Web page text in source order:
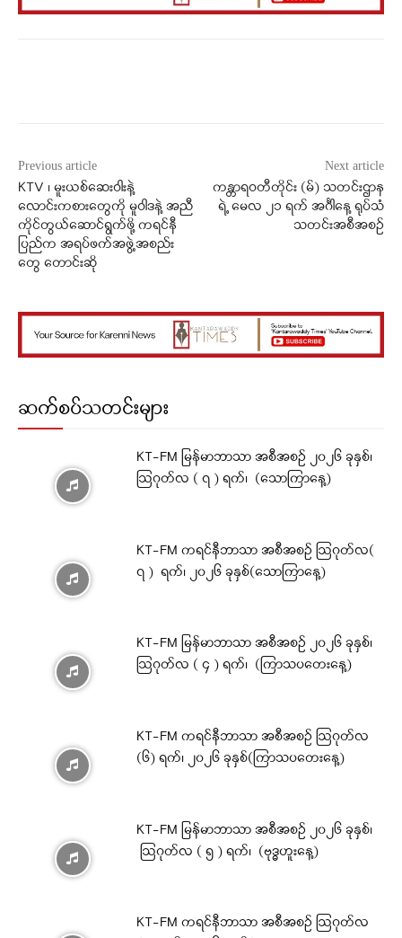
Previous article
KTV ၊ မူးယစ်ဆေးဝါးနဲ့
လောင်းကစားတွေကို မူဝါဒနဲ့ အညီ
ကိုင်တွယ်ဆောင်ရွက်ဖို့ ကရင်နီ
ပြည်က အရပ်ဖက်အဖွဲ့အစည်း
တွေ တောင်းဆို
Next article
ကန္တာရဝတီတိုင်း (မ်) သတင်းဌာန
ရဲ့ မေလ ၂၁ ရက် အင်္ဂါနေ့ ရုပ်သံ
သတင်းအစီအစဉ်
ဆက်စပ်သတင်းများ
KT-FM မြန်မာဘာသာ အစီအစဉ် ၂၀၂၆ ခုနှစ်၊
ဩဂုတ်လ ( ၇ ) ရက်၊ (သောကြာနေ့)
KT-FM ကရင်နီဘာသာ အစီအစဉ် ဩဂုတ်လ(
၇ ) ရက်၊ ၂၀၂၆ ခုနှစ်(သောကြာနေ့)
KT-FM မြန်မာဘာသာ အစီအစဉ် ၂၀၂၆ ခုနှစ်၊
ဩဂုတ်လ ( ၄ ) ရက်၊ (ကြာသပတေးနေ့)
KT-FM ကရင်နီဘာသာ အစီအစဉ် ဩဂုတ်လ
(၆) ရက်၊ ၂၀၂၆ ခုနှစ်(ကြာသပတေးနေ့)
KT-FM မြန်မာဘာသာ အစီအစဉ် ၂၀၂၆ ခုနှစ်၊
ဩဂုတ်လ ( ၅ ) ရက်၊ (ဗုဒ္ဓဟူးနေ့)
KT-FM ကရင်နီဘာသာ အစီအစဉ် ဩဂုတ်လ